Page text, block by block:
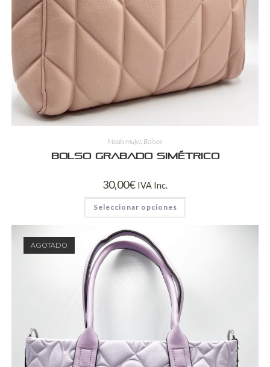
Moda mujer, Bolsos
Bolso grabado simétrico
30,00€ IVA Inc.
Seleccionar opciones
AGOTADO